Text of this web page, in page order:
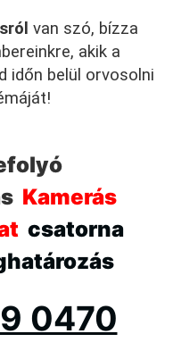
van szó, bízza
akik a
időn belül orvosolni
Kamerás
csatorna
0470